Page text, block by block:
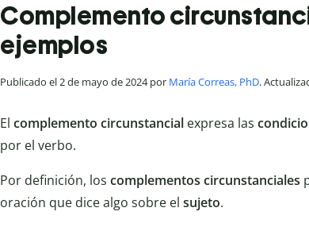
Complemento
ejemplos
Publicado el 2 de mayo de 2024 por María Correas, PhD.
El complemento circunstancial expresa las
por el verbo.
Por definición, los complementos circunstanciales
oración que dice algo sobre el sujeto.